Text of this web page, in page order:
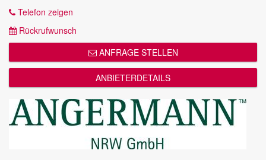
Telefon zeigen
Rückrufwunsch
ANFRAGE STELLEN
ANBIETERDETAILS